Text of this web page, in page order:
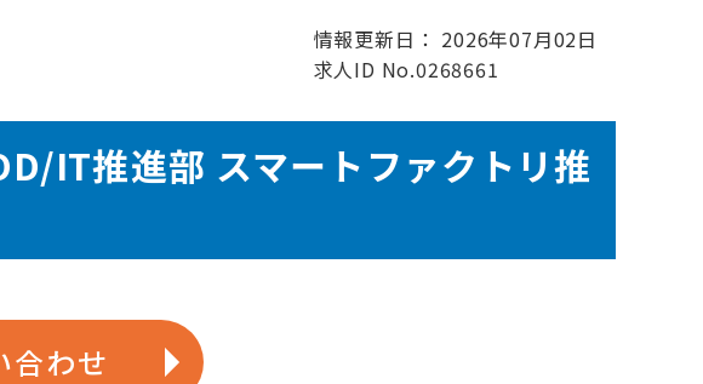
情報更新日： 2026年07月02日
求人ID No.0268661
IT推進部 スマートファクトリ推
合わせ